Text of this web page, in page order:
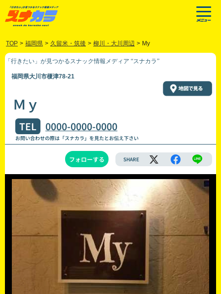
TOP > 福岡県 > 久留米・筑後 > 柳川・大川周辺 > My
「行きたい」が見つかるスナック情報メディア “スナカラ”
福岡県大川市榎津78-21
Ｍｙ
TEL 0000-0000-0000
お問い合わせの際は「スナカラ」を見たとお伝え下さい
フォローする SHARE